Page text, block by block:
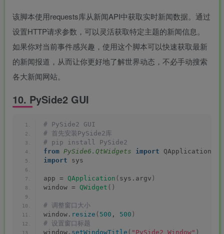
该脚本使用requests库从新闻API中获取实时新闻数据。通过
设置HTTP请求参数，可以灵活获取特定主题的新闻信息。
如果你对当前事件感兴趣，使用这个脚本可以快速获取最新
的新闻报道，从而让你更好地了解世界动态，不必手动搜索
各大新闻网站。
10. PySide2 GUI
# PySide2 GUI
# 首先安装PySide2库
# pip install PySide2
from PySide6.QtWidgets import QApplication,
import sys
app = QApplication ( sys.argv )
window = QWidget ()
# 调整窗口大小
window. resize ( 500 , 500 )
# 设置窗口标题
window. setWindowTitle ( "PySide2 Window" )